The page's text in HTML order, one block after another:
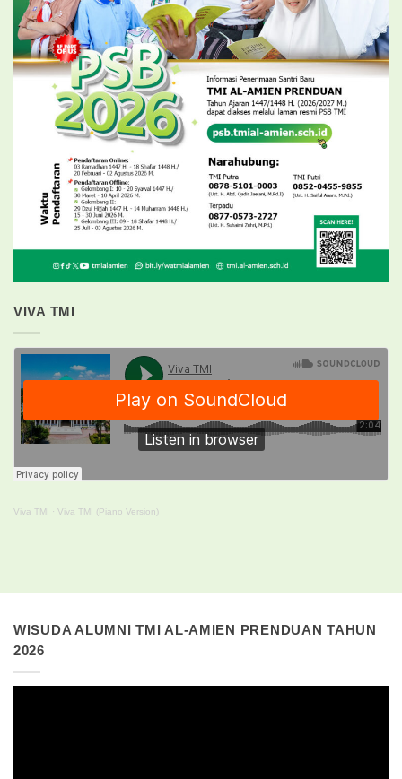
VIVA TMI
Viva TMI · Viva TMI (Piano Version)
WISUDA ALUMNI TMI AL-AMIEN PRENDUAN TAHUN
2026